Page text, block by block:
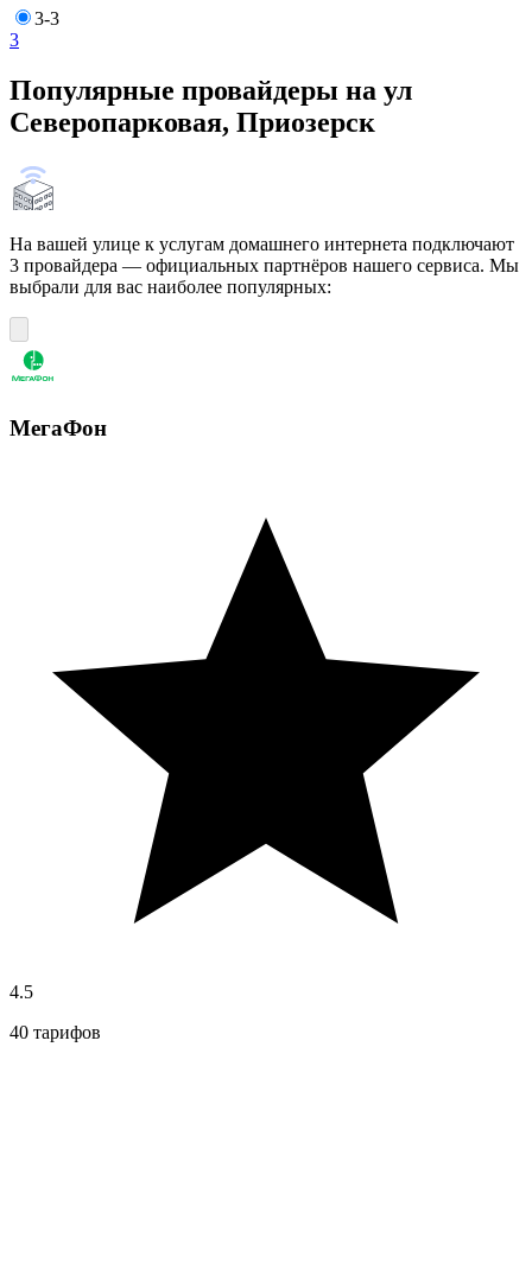
3-3
3
Популярные провайдеры на ул
Северопарковая, Приозерск
На вашей улице к услугам домашнего интернета подключают
3 провайдера — официальных партнёров нашего сервиса. Мы
выбрали для вас наиболее популярных:
МегаФон
4.5
40 тарифов